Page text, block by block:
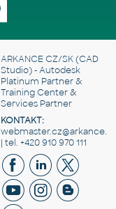
ARKANCE CZ/SK(CAD
Studio) - Autodesk
Platinum Partner &
Training Center &
Services Partner
KONTAKT:
| tel. +420 910 970 111